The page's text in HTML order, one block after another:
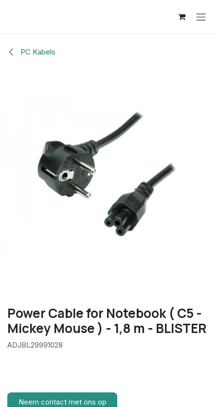
PC Kabels
Power Cable for Notebook ( C5 -
Mickey Mouse ) - 1,8 m - BLISTER
ADJBL29991028
Neem contact met ons op